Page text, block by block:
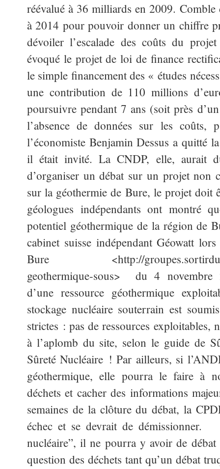
réévalué à 36 milliards en 2009.
à 2014 pour pouvoir donner un chiffre
dévoiler l’escalade des coûts du
évoqué le projet de loi de finance
le simple financement des « études
une contribution de 110 millions
poursuivre pendant 7 ans (soit près
l’absence de données sur les coûts,
l’économiste Benjamin Dessus a quitté
il était invité. La CNDP, elle, aurait
d’organiser un débat sur un projet
sur la géothermie de Bure, le projet doit
géologues indépendants ont montré
potentiel géothermique de la région de
cabinet suisse indépendant Géowatt
Bure <http://
geothermique-sous> du 4 novembre
d’une ressource géothermique
stockage nucléaire souterrain est
strictes : pas de ressources exploitables,
à l’aplomb du site, selon le guide de
Sûreté Nucléaire ! Par ailleurs, si
géothermique, elle pourra le faire à
déchets et cacher des informations
semaines de la clôture du débat, la
échec et se devrait de démissionner.
nucléaire”, il ne pourra y avoir de
question des déchets tant qu’un débat